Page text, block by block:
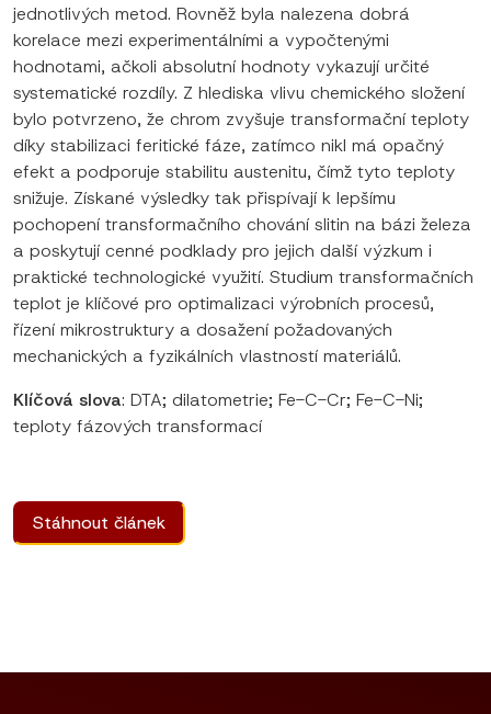
jednotlivých metod. Rovněž byla nalezena dobrá
korelace mezi experimentálními a vypočtenými
hodnotami, ačkoli absolutní hodnoty vykazují určité
systematické rozdíly. Z hlediska vlivu chemického složení
bylo potvrzeno, že chrom zvyšuje transformační teploty
díky stabilizaci feritické fáze, zatímco nikl má opačný
efekt a podporuje stabilitu austenitu, čímž tyto teploty
snižuje. Získané výsledky tak přispívají k lepšímu
pochopení transformačního chování slitin na bázi železa
a poskytují cenné podklady pro jejich další výzkum i
praktické technologické využití. Studium transformačních
teplot je klíčové pro optimalizaci výrobních procesů,
řízení mikrostruktury a dosažení požadovaných
mechanických a fyzikálních vlastností materiálů.
Klíčová slova: DTA; dilatometrie; Fe-C-Cr; Fe-C-Ni;
teploty fázových transformací
Stáhnout článek